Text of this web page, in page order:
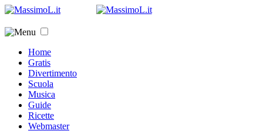
Home
Gratis
Divertimento
Scuola
Musica
Guide
Ricette
Webmaster